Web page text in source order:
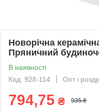
Новорічна
Пряничний
В наявності
Код: 928-114
Опт і
794,75 ₴ 935 ₴